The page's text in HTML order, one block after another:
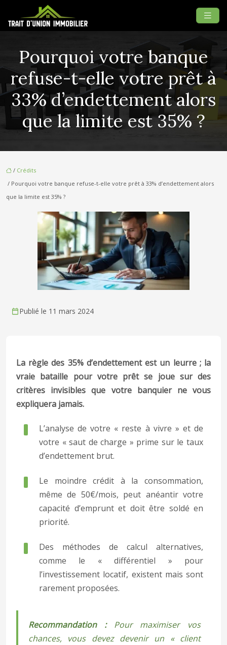
Pourquoi votre banque
refuse-t-elle votre prêt à
33% d’endettement alors
que la limite est 35% ?
/ Crédits
/ Pourquoi votre banque refuse-t-elle votre prêt à 33% d’endettement alors
que la limite est 35% ?
Publié le 11 mars 2024
La règle des 35% d’endettement est un leurre ; la
vraie bataille pour votre prêt se joue sur des
critères invisibles que votre banquier ne vous
expliquera jamais.
L’analyse de votre « reste à vivre » et de
votre « saut de charge » prime sur le taux
d’endettement brut.
Le moindre crédit à la consommation,
même de 50€/mois, peut anéantir votre
capacité d’emprunt et doit être soldé en
priorité.
Des méthodes de calcul alternatives,
comme le « différentiel » pour
l’investissement locatif, existent mais sont
rarement proposées.
Recommandation :Pour maximiser vos
chances, vous devez devenir un « client